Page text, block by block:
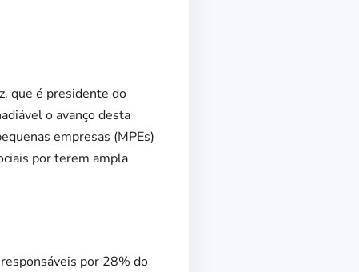
que é presidente do
o avanço desta
empresas (MPEs)
por terem ampla
por 28% do